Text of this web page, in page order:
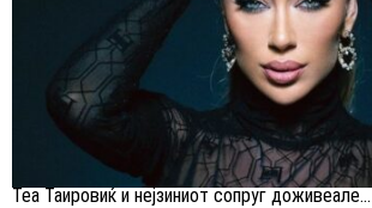
Теа Таировиќ и нејзиниот сопруг доживеале...